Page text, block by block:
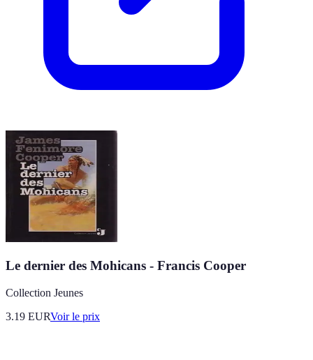
Le dernier des Mohicans - Francis Cooper
Collection Jeunes
3.19 EURVoir le prix